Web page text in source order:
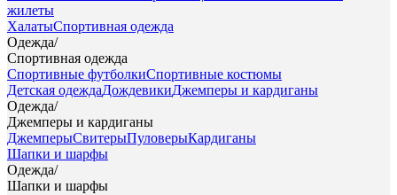
жилеты
ХалатыСпортивная одежда
Одежда/
Спортивная одежда
Спортивные футболкиСпортивные костюмы
Детская одеждаДождевикиДжемперы и кардиганы
Одежда/
Джемперы и кардиганы
ДжемперыСвитерыПуловерыКардиганы
Шапки и шарфы
Одежда/
Шапки и шарфы